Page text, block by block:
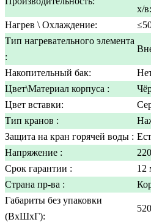
х/
Нагрев \ Охлаждение:
Тип нагревательного элемента
:
Накопительный бак:
Цвет\Материал корпуса :
Цвет вставки:
Тип кранов :
Защита на кран горячей воды :
Напряжение :
Срок гарантии :
12
Страна пр-ва :
Габариты без упаковки
(ВxШxГ):